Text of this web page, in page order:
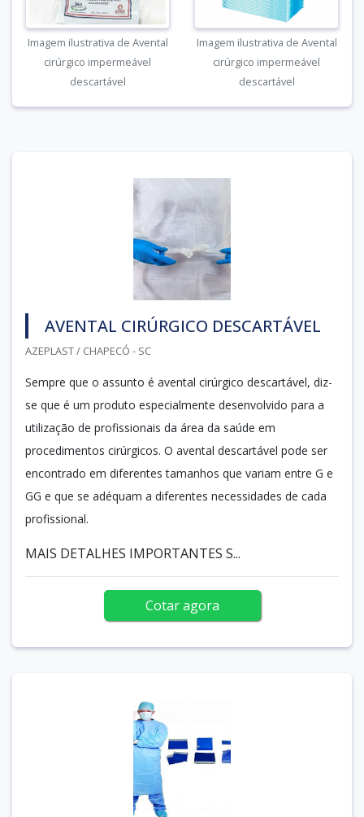
Imagem ilustrativa de Avental
cirúrgico impermeável
descartável
Imagem ilustrativa de Avental
cirúrgico impermeável
descartável
AVENTAL CIRÚRGICO DESCARTÁVEL
AZEPLAST / CHAPECÓ - SC
Sempre que o assunto é avental cirúrgico descartável, diz-
se que é um produto especialmente desenvolvido para a
utilização de profissionais da área da saúde em
procedimentos cirúrgicos. O avental descartável pode ser
encontrado em diferentes tamanhos que variam entre G e
GG e que se adéquam a diferentes necessidades de cada
profissional.
MAIS DETALHES IMPORTANTES S...
Cotar agora